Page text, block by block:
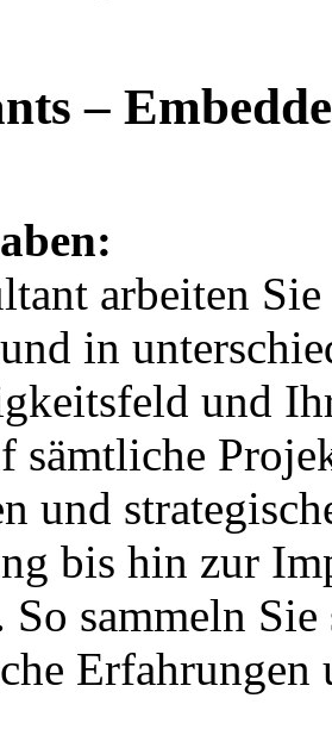
–
arbeiten
in
und
sämtliche
und
bis hin zur
So sammeln